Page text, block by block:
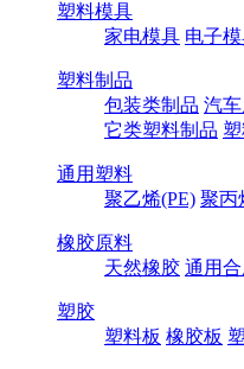
塑料模具
家电模具 电子
塑料制品
包装类制品 汽
它类塑料制品
通用塑料
聚乙烯(PE) 聚丙
橡胶原料
天然橡胶 通用
塑胶
塑料板 橡胶板